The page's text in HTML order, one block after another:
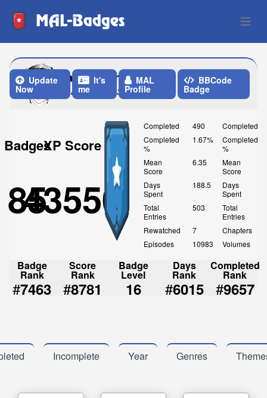
MAL-Badges Open
asimmiah
Last Update: 3 Weeks ago
Update
Now
It's
me
MAL
Profile
BBCode
Badge
Badges
85
XP Score
43550
Completed
490
Completed
%
1.67%
Mean
Score
6.35
Days
Spent
188.5
Total
Entries
503
Rewatched
7
Episodes
10983
Completed
Completed
%
Mean
Score
Days
Spent
Total
Entries
Chapters
Volumes
Badge
Rank
#7463
Score
Rank
#8781
Badge
Level
16
Days
Rank
#6015
Completed
Rank
#9657
Incomplete Year Genres